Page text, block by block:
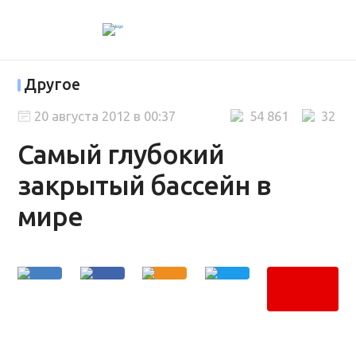
Другое
Самый глубокий
закрытый бассейн в
мире
32
54 861
20 августа 2012 в 00:37